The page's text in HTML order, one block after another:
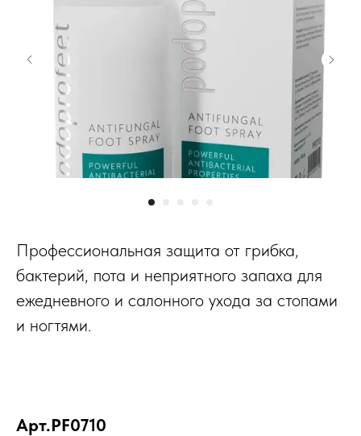
Профессиональная защита от грибка,
бактерий, пота и неприятного запаха для
ежедневного и салонного ухода за стопами
и ногтями.
Арт.PF0710